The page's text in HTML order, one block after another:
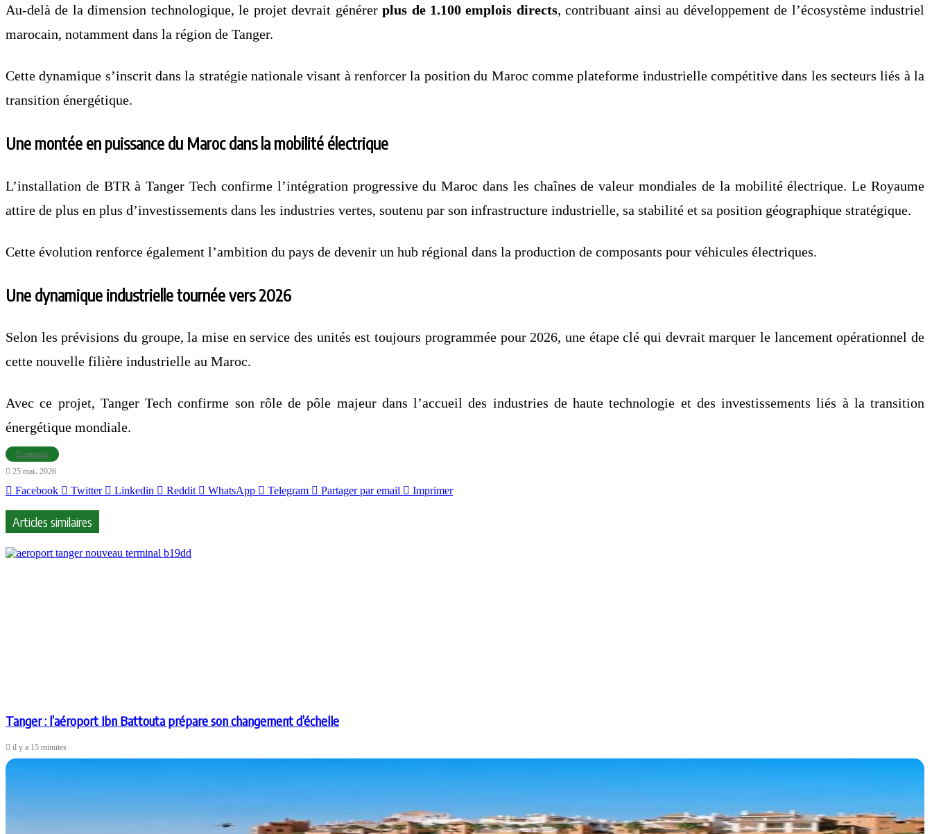
Au-delà de la dimension technologique, le projet devrait générerplus de 1.100 emplois directs, contribuant ainsi au développement de l’écosystème industriel
marocain, notamment dans la région de Tanger.
Cette dynamique s’inscrit dans la stratégie nationale visant à renforcer la position du Maroc comme plateforme industrielle compétitive dans les secteurs liés à la
transition énergétique.
Une montée en puissance du Maroc dans la mobilité électrique
L’installation de BTR à Tanger Tech confirme l’intégration progressive du Maroc dans les chaînes de valeur mondiales de la mobilité électrique. Le Royaume
attire de plus en plus d’investissements dans les industries vertes, soutenu par son infrastructure industrielle, sa stabilité et sa position géographique stratégique.
Cette évolution renforce également l’ambition du pays de devenir un hub régional dans la production de composants pour véhicules électriques.
Une dynamique industrielle tournée vers 2026
Selon les prévisions du groupe, la mise en service des unités est toujours programmée pour 2026, une étape clé qui devrait marquer le lancement opérationnel de
cette nouvelle filière industrielle au Maroc.
Avec ce projet, Tanger Tech confirme son rôle de pôle majeur dans l’accueil des industries de haute technologie et des investissements liés à la transition
énergétique mondiale.
Economie
25 mai، 2026
Facebook Twitter Linkedin Reddit WhatsApp Telegram Partager par email Imprimer
Articles similaires
Tanger : l’aéroport Ibn Battouta prépare son changement d’échelle
il y a 15 minutes